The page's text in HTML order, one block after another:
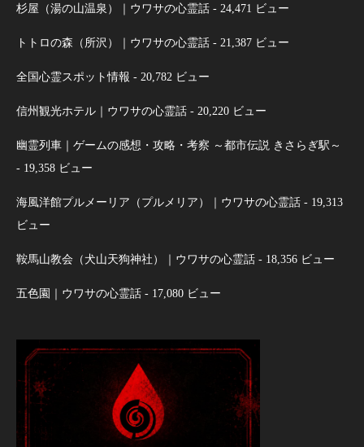
杉屋（湯の山温泉）｜ウワサの心霊話 - 24,471 ビュー
トトロの森（所沢）｜ウワサの心霊話 - 21,387 ビュー
全国心霊スポット情報 - 20,782 ビュー
信州観光ホテル｜ウワサの心霊話 - 20,220 ビュー
幽霊列車｜ゲームの感想・攻略・考察 ～都市伝説 きさらぎ駅～
- 19,358 ビュー
海風洋館プルメーリア（プルメリア）｜ウワサの心霊話 - 19,313
ビュー
鞍馬山教会（犬山天狗神社）｜ウワサの心霊話 - 18,356 ビュー
五色園｜ウワサの心霊話 - 17,080 ビュー